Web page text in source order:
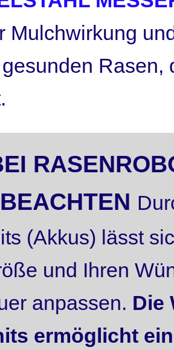
Mulchwirkung
Rasen,
(Akkus) lässt
und Ihren
anpassen. Die
ermöglicht